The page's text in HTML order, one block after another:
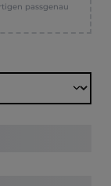
passgenau